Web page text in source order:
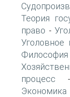
Теория
право -
Уголовное
Философия
процесс
Экономика